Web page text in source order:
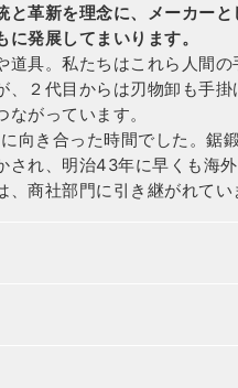
と革新を理念に、メーカーと
発展してまいります。
具。私たちはこれら人間の
２代目からは刃物卸も手掛
がっています。
向き合った時間でした。鋸
され、明治43年に早くも海
商社部門に引き継がれてい